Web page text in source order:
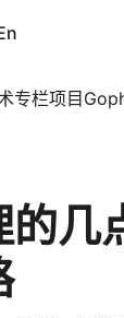
专栏项目
的几